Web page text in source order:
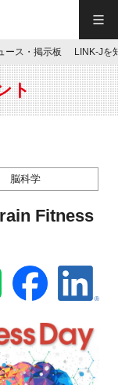
ース・掲示板 LINK-Jを
ト
脳科学
Fitness